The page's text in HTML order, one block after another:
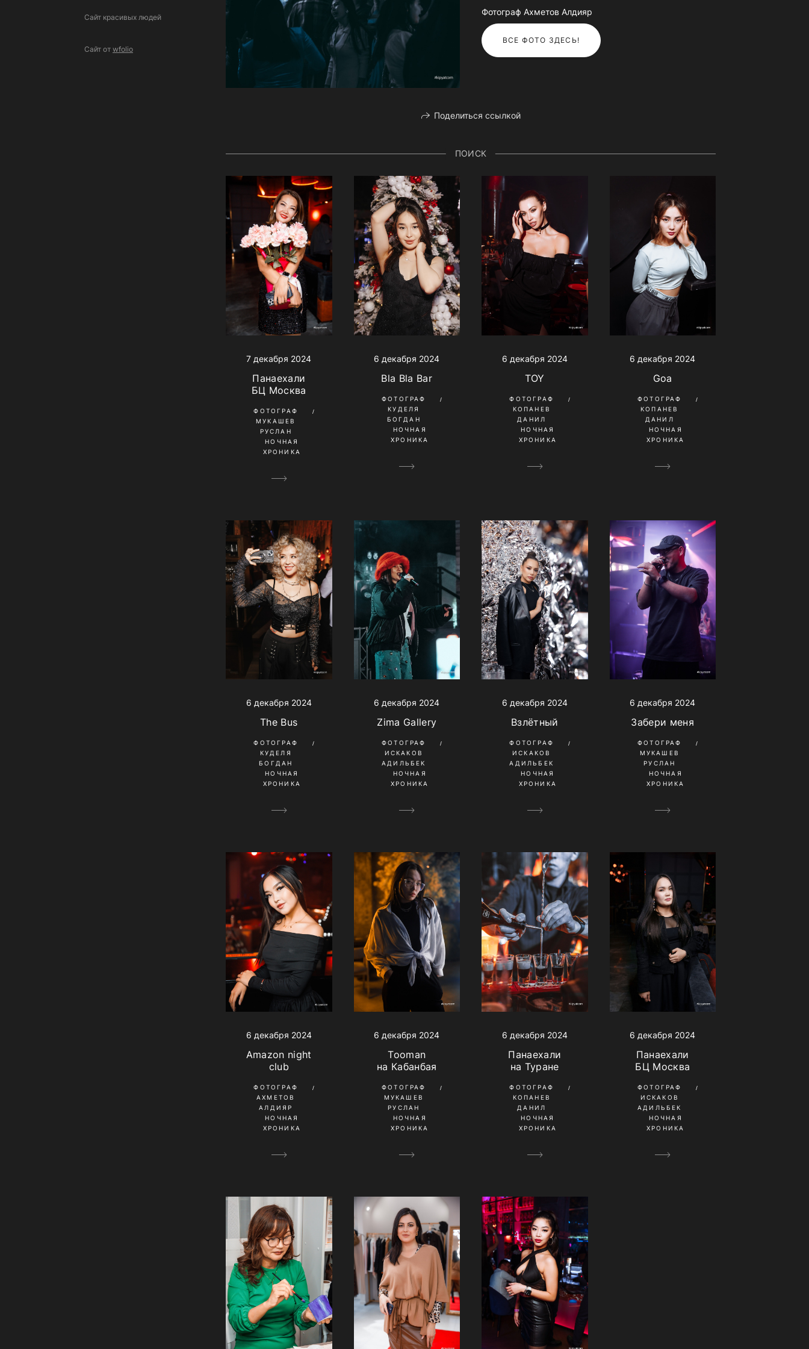
Сайт красивых людей
Сайт от wfolio
Фотограф Ахметов Алдияр
ВСЕ ФОТО ЗДЕСЬ!
Поделиться ссылкой
ПОИСК
7 декабря 2024
Панаехали
БЦ Москва
ФОТОГРАФ
МУКАШЕВ
РУСЛАН
НОЧНАЯ
ХРОНИКА
6 декабря 2024
Bla Bla Bar
ФОТОГРАФ
КУДЕЛЯ
БОГДАН
НОЧНАЯ
ХРОНИКА
6 декабря 2024
TOY
ФОТОГРАФ
КОПАНЕВ
ДАНИЛ
НОЧНАЯ
ХРОНИКА
6 декабря 2024
Goa
ФОТОГРАФ
КОПАНЕВ
ДАНИЛ
НОЧНАЯ
ХРОНИКА
6 декабря 2024
The Bus
ФОТОГРАФ
КУДЕЛЯ
БОГДАН
НОЧНАЯ
ХРОНИКА
6 декабря 2024
Zima Gallery
ФОТОГРАФ
ИСКАКОВ
АДИЛЬБЕК
НОЧНАЯ
ХРОНИКА
6 декабря 2024
Взлётный
ФОТОГРАФ
ИСКАКОВ
АДИЛЬБЕК
НОЧНАЯ
ХРОНИКА
6 декабря 2024
Забери меня
ФОТОГРАФ
МУКАШЕВ
РУСЛАН
НОЧНАЯ
ХРОНИКА
6 декабря 2024
Amazon night
club
ФОТОГРАФ
АХМЕТОВ
АЛДИЯР
НОЧНАЯ
ХРОНИКА
6 декабря 2024
Tooman
на Кабанбая
ФОТОГРАФ
МУКАШЕВ
РУСЛАН
НОЧНАЯ
ХРОНИКА
6 декабря 2024
Панаехали
на Туране
ФОТОГРАФ
КОПАНЕВ
ДАНИЛ
НОЧНАЯ
ХРОНИКА
6 декабря 2024
Панаехали
БЦ Москва
ФОТОГРАФ
ИСКАКОВ
АДИЛЬБЕК
НОЧНАЯ
ХРОНИКА